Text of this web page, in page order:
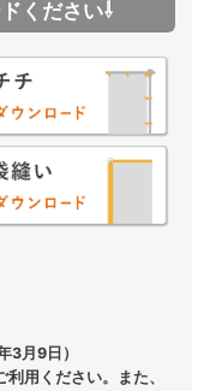
ください⇩
3月9日）
用ください。また、